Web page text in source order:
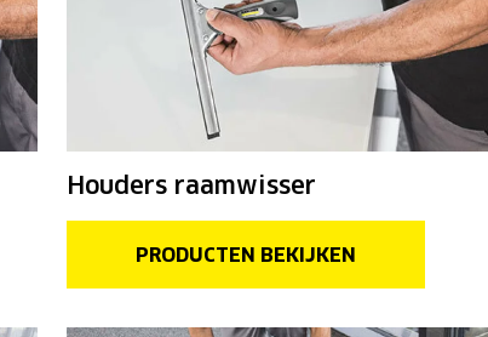
Houders raamwisser
PRODUCTEN BEKIJKEN